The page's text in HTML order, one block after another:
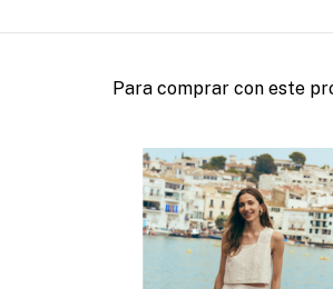
Para comprar con este